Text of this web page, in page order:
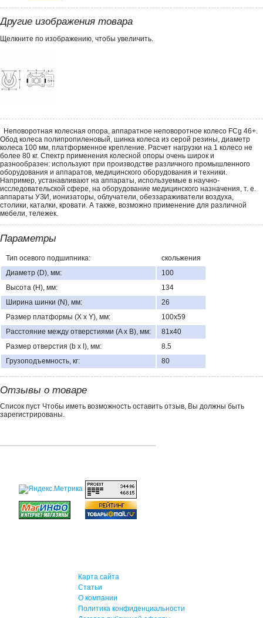
Другие изображения товара
Щелкните по изображению, чтобы увеличить.
Неповоротная колесная опора, аппаратное неповоротное колесо FCg 46+.
Обод колеса полипропиленовый, шинка колеса из серой резины, диаметр
колеса 100 мм, платформенное крепление. Расчет нагрузки на 1 колесо не
более 80 кг. Спектр применения колесной опоры очень широк и
разнообразен: используют при производстве различного промышленного
оборудования и аппаратов, медицинского оборудования и техники.
Например, устанавливают на аппараты, используемые в научно-
исследовательской сфере, на оборудование медицинского назначения, т. е.
аппараты УЗИ, ионизаторы, облучатели, обеззараживатели воздуха,
столики, каталки, кровати. А также, возможно применение для различной
мебели, тележек.
Параметры
Тип осевого подшипника:
скольжения
Диаметр (D), мм:
100
Высота (H), мм:
134
Ширина шинки (N), мм:
26
Размер платформы (X x Y), мм:
100х59
Расстояние между отверстиями (A x B), мм:
81х40
Размер отверстия (b x l), мм:
8.5
Грузоподъемность, кг:
80
Отзывы о товаре
Список пуст Чтобы иметь возможность оставить отзыв, Вы должны быть
зарегистрированы.
Карта сайта
Статьи
О компании
Политика конфиденциальности